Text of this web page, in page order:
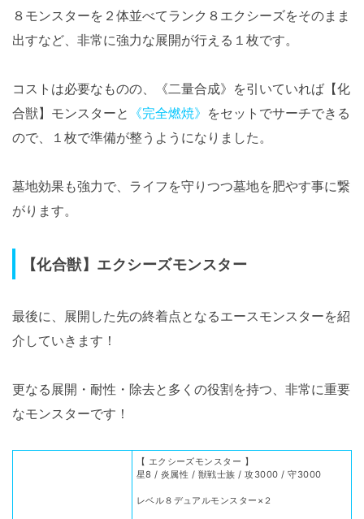
８モンスターを２体並べてランク８エクシーズをそのまま
出すなど、非常に強力な展開が行える１枚です。
コストは必要なものの、《二量合成》を引いていれば【化
合獣】モンスターと 《完全燃焼》 をセットでサーチできる
ので、１枚で準備が整うようになりました。
墓地効果も強力で、ライフを守りつつ墓地を肥やす事に繋
がります。
【化合獣】エクシーズモンスター
最後に、展開した先の終着点となるエースモンスターを紹
介していきます！
更なる展開・耐性・除去と多くの役割を持つ、非常に重要
なモンスターです！
【 エクシーズモンスター 】
星8 / 炎属性 / 獣戦士族 / 攻3000 / 守3000
レベル８デュアルモンスター×２